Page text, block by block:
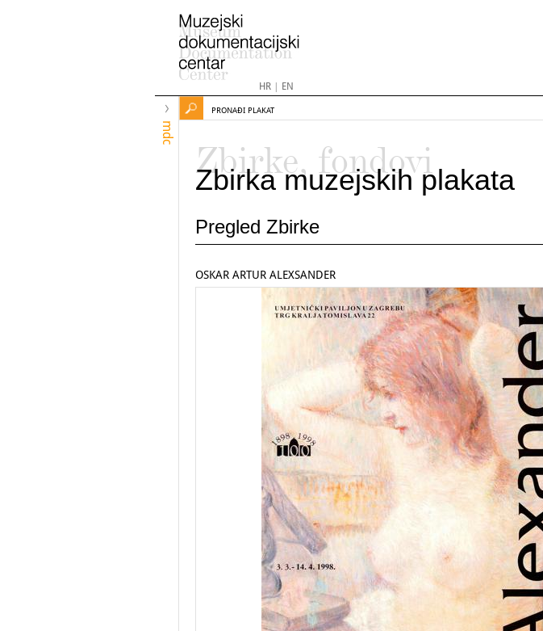
HR| EN
mdc
PRONAĐI PLAKAT
Zbirke, fondovi
Zbirka muzejskih plakata
Pregled Zbirke
OSKAR ARTUR ALEXSANDER